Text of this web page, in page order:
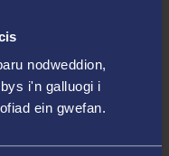
nodweddion,
i'n galluogi i
ein gwefan.